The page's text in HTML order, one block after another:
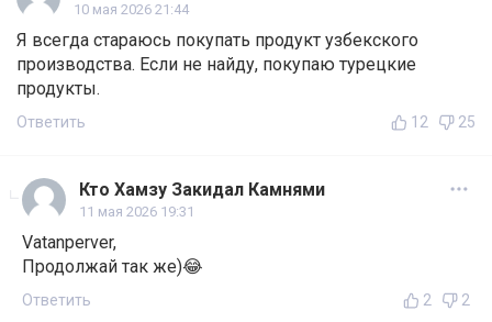
10 мая 2026 21:44
Я всегда стараюсь покупать продукт узбекского
производства. Если не найду, покупаю турецкие
продукты.
Ответить 12 25
Кто Хамзу Закидал Камнями
11 мая 2026 19:31
Vatanperver,
Продолжай так же)😂
Ответить 2 2